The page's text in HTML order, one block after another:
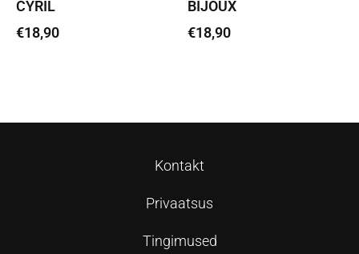
CYRIL
€18,90
BIJOUX
€18,90
Kontakt
Privaatsus
Tingimused